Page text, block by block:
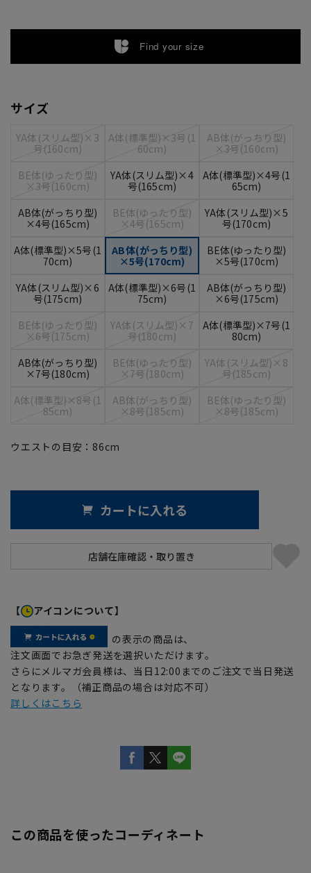
Find your size
サイズ
YA体(スリム型)×3
号(160cm)
A体(標準型)×3号(1
60cm)
AB体(がっちり型)
×3号(160cm)
BE体(ゆったり型)
×3号(160cm)
YA体(スリム型)×4
号(165cm)
A体(標準型)×4号(1
65cm)
AB体(がっちり型)
×4号(165cm)
BE体(ゆったり型)
×4号(165cm)
YA体(スリム型)×5
号(170cm)
A体(標準型)×5号(1
70cm)
AB体(がっちり型)
×5号(170cm)
BE体(ゆったり型)
×5号(170cm)
YA体(スリム型)×6
号(175cm)
A体(標準型)×6号(1
75cm)
AB体(がっちり型)
×6号(175cm)
BE体(ゆったり型)
×6号(175cm)
YA体(スリム型)×7
号(180cm)
A体(標準型)×7号(1
80cm)
AB体(がっちり型)
×7号(180cm)
BE体(ゆったり型)
×7号(180cm)
YA体(スリム型)×8
号(185cm)
A体(標準型)×8号(1
85cm)
AB体(がっちり型)
×8号(185cm)
BE体(ゆったり型)
×8号(185cm)
ウエストの目安： 86cm
カートに入れる
【 アイコンについて】
の表示の商品は、
注文画面でお急ぎ発送を選択いただけます。
さらにメルマガ会員様は、当日12:00までのご注文で当日発送
となります。（補正商品の場合は対応不可）
詳しくはこちら
この商品を使ったコーディネート